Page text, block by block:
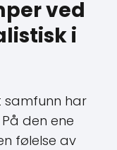
ved
i
samfunn har
den ene
følelse av